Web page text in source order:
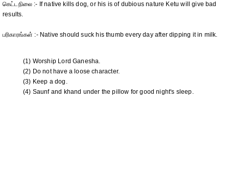
கெட்டநிலை :- If native kills dog, or his is of dubious nature Ketu will give bad
results.
பரிகாரங்கள் :- Native should suck his thumb every day after dipping it in milk.
(1) Worship Lord Ganesha.
(2) Do not have a loose character.
(3) Keep a dog.
(4) Saunf and khand under the pillow for good night's sleep.